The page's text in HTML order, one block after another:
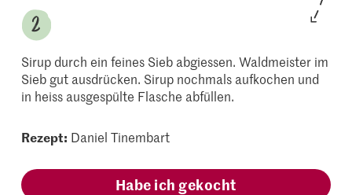
Sirup durch ein feines Sieb abgiessen. Waldmeister im
Sieb gut ausdrücken. Sirup nochmals aufkochen und
in heiss ausgespülte Flasche abfüllen.
Rezept: Daniel Tinembart
Habe ich gekocht